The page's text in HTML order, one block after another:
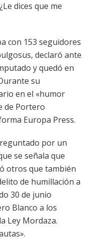
dices que me
con 153 seguidores
declaró ante
y quedó en
su
en el «humor
de Portero
Europa Press.
por un
se señala que
otros que también
de humillación a
30 de junio
Blanco a los
Ley Mordaza.